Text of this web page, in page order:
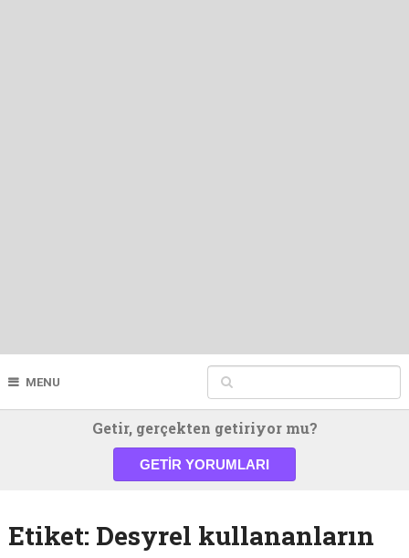
MENU
Getir, gerçekten getiriyor mu?
GETIR YORUMLARI
Etiket: Desyrel kullananların